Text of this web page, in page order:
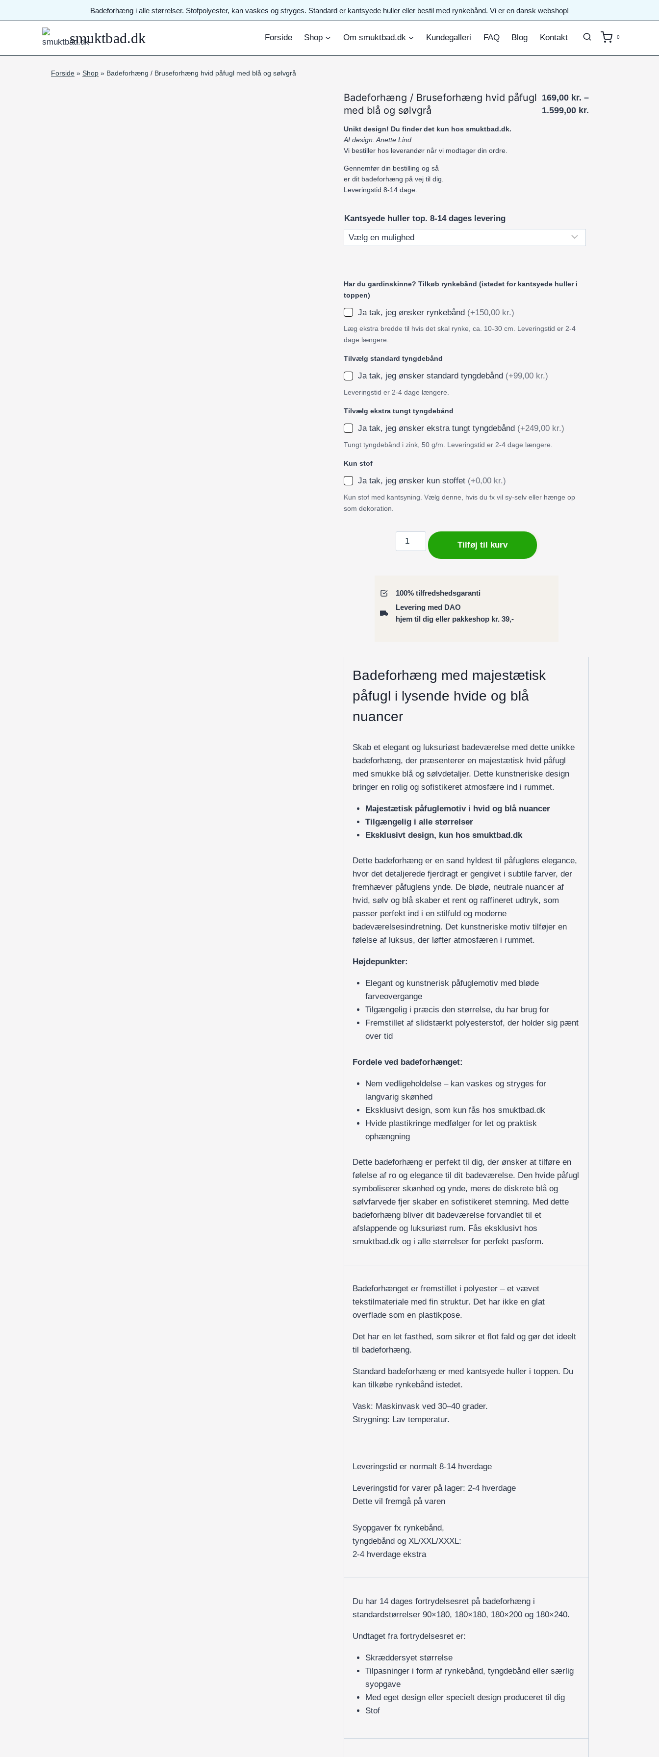
til
Badeforhæng i alle størrelser. Stofpolyester, kan vaskes og stryges. Standard er kantsyede huller eller bestil med rynkebånd. Vi er en dansk webshop!
smuktbad.dk Forside Shop Om smuktbad.dk Kundegalleri FAQ Blog Kontakt 0
Forside » Shop » Badeforhæng / Bruseforhæng hvid påfugl med blå og sølvgrå
Badeforhæng / Bruseforhæng hvid påfugl
med blå og sølvgrå
169,00 kr. –
1.599,00 kr.
Unikt design! Du finder det kun hos smuktbad.dk.
AI design: Anette Lind
Vi bestiller hos leverandør når vi modtager din ordre.
Gennemfør din bestilling og så
er dit badeforhæng på vej til dig.
Leveringstid 8-14 dage.
Kantsyede huller top. 8-14 dages levering
Har du gardinskinne? Tilkøb rynkebånd (istedet for kantsyede huller i
toppen)
Ja tak, jeg ønsker rynkebånd (+150,00 kr.)
Læg ekstra bredde til hvis det skal rynke, ca. 10-30 cm. Leveringstid er 2-4
dage længere.
Tilvælg standard tyngdebånd
Ja tak, jeg ønsker standard tyngdebånd (+99,00 kr.)
Leveringstid er 2-4 dage længere.
Tilvælg ekstra tungt tyngdebånd
Ja tak, jeg ønsker ekstra tungt tyngdebånd (+249,00 kr.)
Tungt tyngdebånd i zink, 50 g/m. Leveringstid er 2-4 dage længere.
Kun stof
Ja tak, jeg ønsker kun stoffet (+0,00 kr.)
Kun stof med kantsyning. Vælg denne, hvis du fx vil sy-selv eller hænge op
som dekoration.
Badeforhæng
/
påfugl
med
blå
Tilføj til kurv
100% tilfredshedsgaranti
Levering med DAO
hjem til dig eller pakkeshop kr. 39,-
Badeforhæng med majestætisk
påfugl i lysende hvide og blå
nuancer
Skab et elegant og luksuriøst badeværelse med dette unikke
badeforhæng, der præsenterer en majestætisk hvid påfugl
med smukke blå og sølvdetaljer. Dette kunstneriske design
bringer en rolig og sofistikeret atmosfære ind i rummet.
Majestætisk påfuglemotiv i hvid og blå nuancer
Tilgængelig i alle størrelser
Eksklusivt design, kun hos smuktbad.dk
Dette badeforhæng er en sand hyldest til påfuglens elegance,
hvor det detaljerede fjerdragt er gengivet i subtile farver, der
fremhæver påfuglens ynde. De bløde, neutrale nuancer af
hvid, sølv og blå skaber et rent og raffineret udtryk, som
passer perfekt ind i en stilfuld og moderne
badeværelsesindretning. Det kunstneriske motiv tilføjer en
følelse af luksus, der løfter atmosfæren i rummet.
Højdepunkter:
Elegant og kunstnerisk påfuglemotiv med bløde
farveovergange
Tilgængelig i præcis den størrelse, du har brug for
Fremstillet af slidstærkt polyesterstof, der holder sig pænt
over tid
Fordele ved badeforhænget:
Nem vedligeholdelse – kan vaskes og stryges for
langvarig skønhed
Eksklusivt design, som kun fås hos smuktbad.dk
Hvide plastikringe medfølger for let og praktisk
ophængning
Dette badeforhæng er perfekt til dig, der ønsker at tilføre en
følelse af ro og elegance til dit badeværelse. Den hvide påfugl
symboliserer skønhed og ynde, mens de diskrete blå og
sølvfarvede fjer skaber en sofistikeret stemning. Med dette
badeforhæng bliver dit badeværelse forvandlet til et
afslappende og luksuriøst rum. Fås eksklusivt hos
smuktbad.dk og i alle størrelser for perfekt pasform.
Badeforhænget er fremstillet i polyester – et vævet
tekstilmateriale med fin struktur. Det har ikke en glat
overflade som en plastikpose.
Det har en let fasthed, som sikrer et flot fald og gør det ideelt
til badeforhæng.
Standard badeforhæng er med kantsyede huller i toppen. Du
kan tilkøbe rynkebånd istedet.
Vask: Maskinvask ved 30–40 grader.
Strygning: Lav temperatur.
Leveringstid er normalt 8-14 hverdage
Leveringstid for varer på lager: 2-4 hverdage
Dette vil fremgå på varen
Syopgaver fx rynkebånd,
tyngdebånd og XL/XXL/XXXL:
2-4 hverdage ekstra
Du har 14 dages fortrydelsesret på badeforhæng i
standardstørrelser 90×180, 180×180, 180×200 og 180×240.
Undtaget fra fortrydelsesret er:
Skræddersyet størrelse
Tilpasninger i form af rynkebånd, tyngdebånd eller særlig
syopgave
Med eget design eller specielt design produceret til dig
Stof